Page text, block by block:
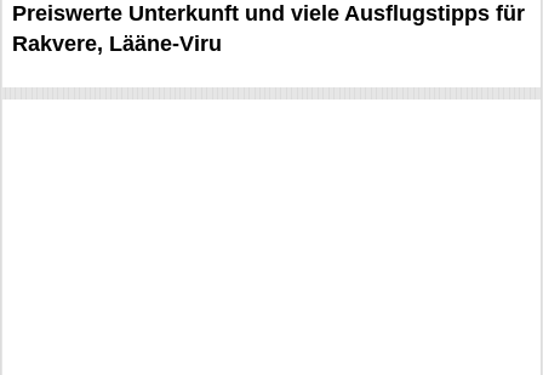
Preiswerte Unterkunft und viele Ausflugstipps für
Rakvere, Lääne-Viru